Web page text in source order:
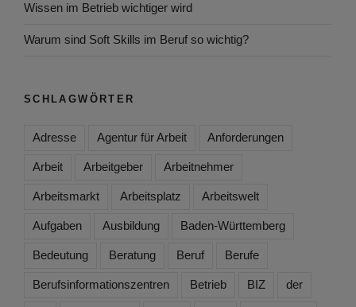
Wissen im Betrieb wichtiger wird
Warum sind Soft Skills im Beruf so wichtig?
SCHLAGWÖRTER
Adresse Agentur für Arbeit Anforderungen
Arbeit Arbeitgeber Arbeitnehmer
Arbeitsmarkt Arbeitsplatz Arbeitswelt
Aufgaben Ausbildung Baden-Württemberg
Bedeutung Beratung Beruf Berufe
Berufsinformationszentren Betrieb BIZ der